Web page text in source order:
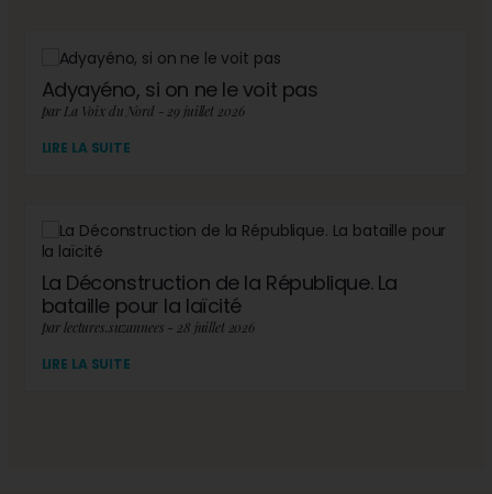
Adyayéno, si on ne le voit pas
par La Voix du Nord - 29 juillet 2026
LIRE LA SUITE
La Déconstruction de la République. La
bataille pour la laïcité
par lectures.suzannees - 28 juillet 2026
LIRE LA SUITE